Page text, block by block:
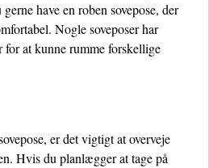
have en roben sovepose, der
Nogle soveposer har
for at kunne rumme forskellige
er det vigtigt at overveje
Hvis du planlægger at tage på